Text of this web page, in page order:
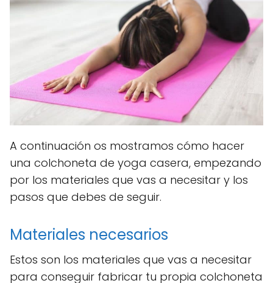
A continuación os mostramos cómo hacer
una colchoneta de yoga casera, empezando
por los materiales que vas a necesitar y los
pasos que debes de seguir.
Materiales necesarios
Estos son los materiales que vas a necesitar
para conseguir fabricar tu propia colchoneta